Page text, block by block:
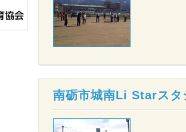
南砺市城南Li Starスタ